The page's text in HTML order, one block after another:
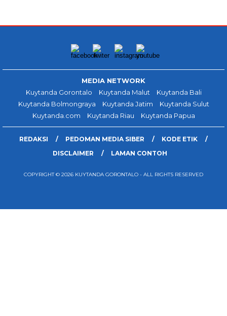
MEDIA NETWORK
Kuytanda Gorontalo
Kuytanda Malut
Kuytanda Bali
Kuytanda Bolmongraya
Kuytanda Jatim
Kuytanda Sulut
Kuytanda.com
Kuytanda Riau Kuytanda Papua
REDAKSI PEDOMAN MEDIA SIBER
KODE ETIK
DISCLAIMER
LAMAN CONTOH
COPYRIGHT © 2026 KUYTANDA GORONTALO - ALL RIGHTS RESERVED